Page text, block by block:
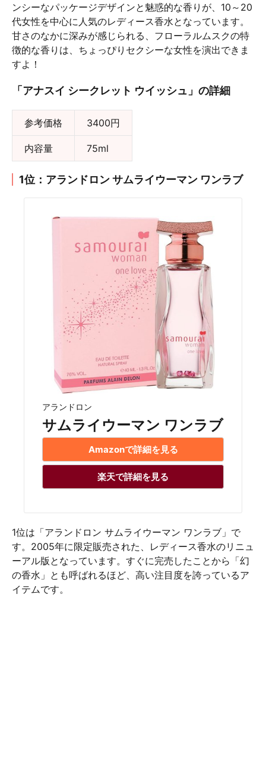
ンシーなパッケージデザインと魅惑的な香りが、10～20
代女性を中心に人気のレディース香水となっています。
甘さのなかに深みが感じられる、フローラルムスクの特
徴的な香りは、ちょっぴりセクシーな女性を演出できま
すよ！
「アナスイ シークレット ウイッシュ」の詳細
参考価格 3400円
内容量 75ml
1位：アランドロン サムライウーマン ワンラブ
アランドロン
サムライウーマン ワンラブ
Amazonで詳細を見る
楽天で詳細を見る
1位は「アランドロン サムライウーマン ワンラブ」で
す。2005年に限定販売された、レディース香水のリニュ
ーアル版となっています。すぐに完売したことから「幻
の香水」とも呼ばれるほど、高い注目度を誇っているア
イテムです。